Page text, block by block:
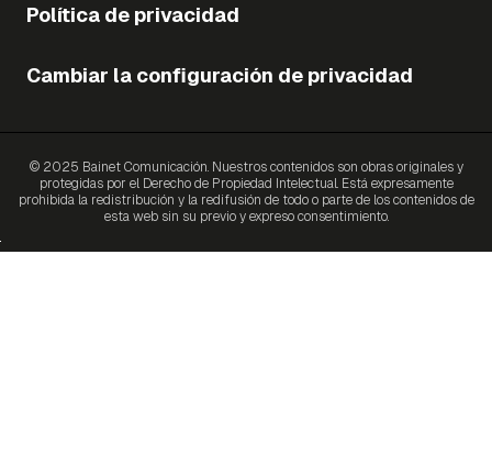
Política de privacidad
Cambiar la configuración de privacidad
© 2025 Bainet Comunicación. Nuestros contenidos son obras originales y
protegidas por el Derecho de Propiedad Intelectual. Está expresamente
prohibida la redistribución y la redifusión de todo o parte de los contenidos de
esta web sin su previo y expreso consentimiento.